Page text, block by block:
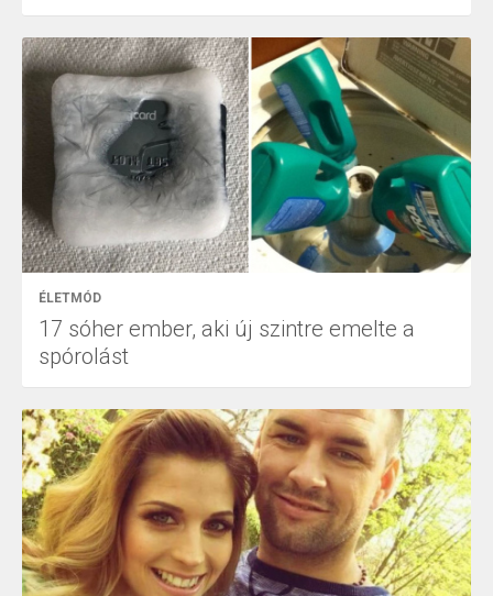
ÉLETMÓD
17 sóher ember, aki új szintre emelte a
spórolást